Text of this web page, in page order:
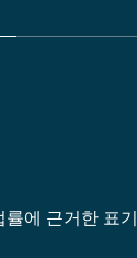
에 근거한 표기